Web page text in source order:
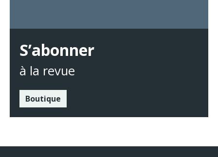
S’abonner
à la revue
Boutique